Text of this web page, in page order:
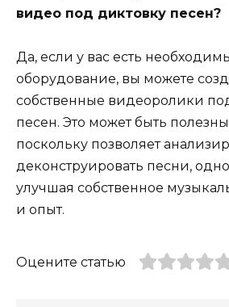
видео под диктовку песен?
Да, если у вас есть
оборудование, вы можете
собственные видеоролики
песен. Это может быть
поскольку позволяет
деконструировать песни,
улучшая собственное
и опыт.
Оцените статью